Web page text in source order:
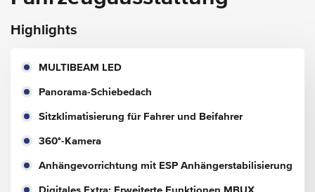
Highlights
MULTIBEAM LED
Panorama-Schiebedach
Sitzklimatisierung für Fahrer und Beifahrer
360°-Kamera
Anhängevorrichtung mit ESP Anhängerstabilisierung
Digitales Extra: Erweiterte Funktionen MBUX